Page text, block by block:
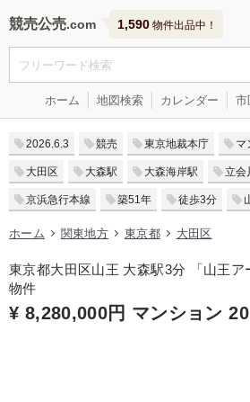
競売公売 1,590 物件出品中！
ホーム 地図検索 カレンダー 市
2026.6.3 競売 東京地裁本庁 マ
大田区 大森駅 大森海岸駅 立会
京浜急行本線 築51年 徒歩3分
ホーム 関東地方 東京都 大田区
東京都大田区山王 大森駅3分 「山王ア
物件
¥ 8,280,000円 マンション